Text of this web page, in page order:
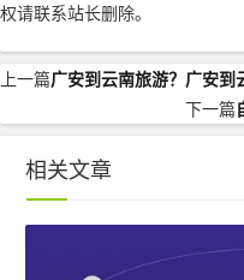
权请联系站长删除。
上一篇广安到云南旅游？广安
下一篇
相关文章